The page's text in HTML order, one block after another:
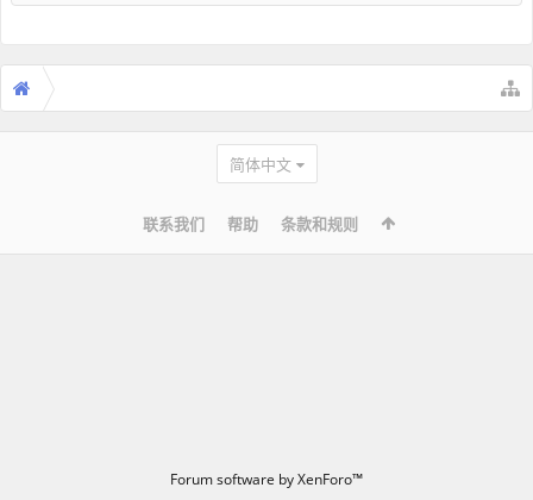
简体中文
联系我们 帮助 条款和规则
Forum software by XenForo™